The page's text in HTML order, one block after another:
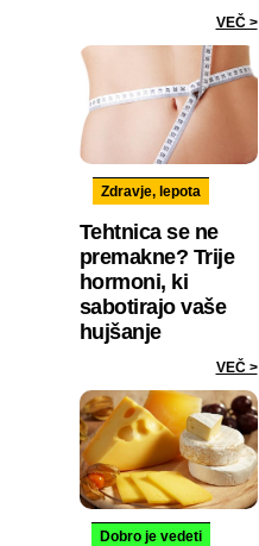
VEČ >
Zdravje, lepota
Tehtnica se ne
premakne? Trije
hormoni, ki
sabotirajo vaše
hujšanje
VEČ >
Dobro je vedeti